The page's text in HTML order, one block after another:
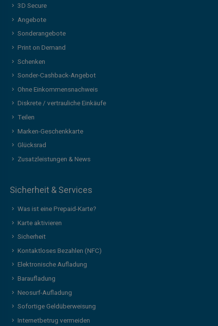
3D Secure
Angebote
Sonderangebote
Print on Demand
Schenken
Sonder-Cashback-Angebot
Ohne Einkommensnachweis
Diskrete / vertrauliche Einkäufe
Teilen
Marken-Geschenkkarte
Glücksrad
Zusatzleistungen & News
Sicherheit & Services
Was ist eine Prepaid-Karte?
Karte aktivieren
Sicherheit
Kontaktloses Bezahlen (NFC)
Elektronische Aufladung
Baraufladung
Neosurf-Aufladung
Sofortige Geldüberweisung
Internetbetrug vermeiden